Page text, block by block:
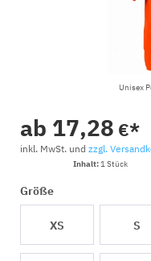
Unisex
ab 17,28 €*
inkl. MwSt. und zzgl.
Inhalt:1 Stück
Größe
XS S